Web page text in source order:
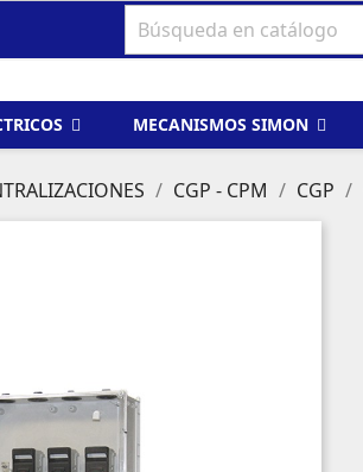
MECANISMOS SIMON
CGP - CPM CGP